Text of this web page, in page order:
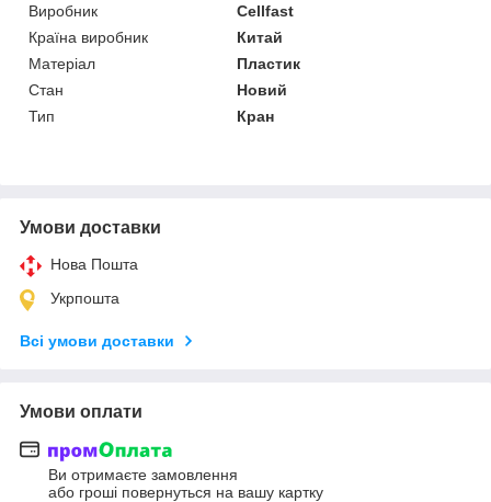
Виробник
Cellfast
Країна виробник
Китай
Матеріал
Пластик
Стан
Новий
Тип
Кран
Умови доставки
Нова Пошта
Укрпошта
Всі умови доставки
Умови оплати
Ви отримаєте замовлення
або гроші повернуться на вашу картку